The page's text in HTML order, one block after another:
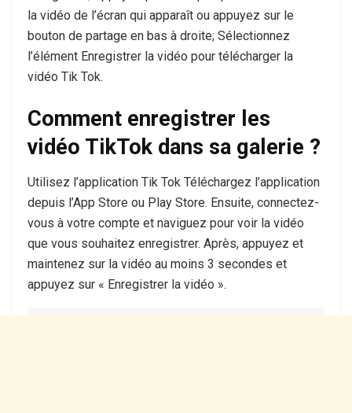
la vidéo de l’écran qui apparaît ou appuyez sur le
bouton de partage en bas à droite; Sélectionnez
l’élément Enregistrer la vidéo pour télécharger la
vidéo Tik Tok.
Comment enregistrer les
vidéo TikTok dans sa galerie ?
Utilisez l’application Tik Tok Téléchargez l’application
depuis l’App Store ou Play Store. Ensuite, connectez-
vous à votre compte et naviguez pour voir la vidéo
que vous souhaitez enregistrer. Après, appuyez et
maintenez sur la vidéo au moins 3 secondes et
appuyez sur « Enregistrer la vidéo ».